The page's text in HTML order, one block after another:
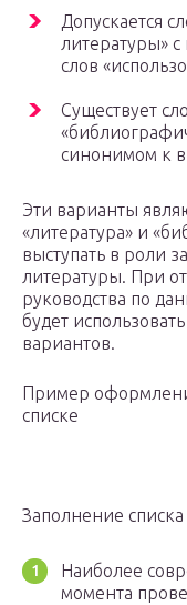
Допускается
литературы»
слов
Существует
синонимом к
Эти варианты
«литература» и
выступать в роли
литературы. При
руководства по
будет
вариантов.
Пример
списке
Заполнение
Наиболее
момента